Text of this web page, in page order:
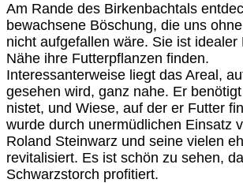
Am Rande des Birkenbachtals
bewachsene Böschung, die uns
nicht aufgefallen wäre. Sie ist
Nähe ihre Futterpflanzen finden.
Interessanterweise liegt das Areal,
gesehen wird, ganz nahe. Er
nistet, und Wiese, auf der er Futter
wurde durch unermüdlichen Einsatz
Roland Steinwarz und seine vielen
revitalisiert. Es ist schön zu sehen,
Schwarzstorch profitiert.